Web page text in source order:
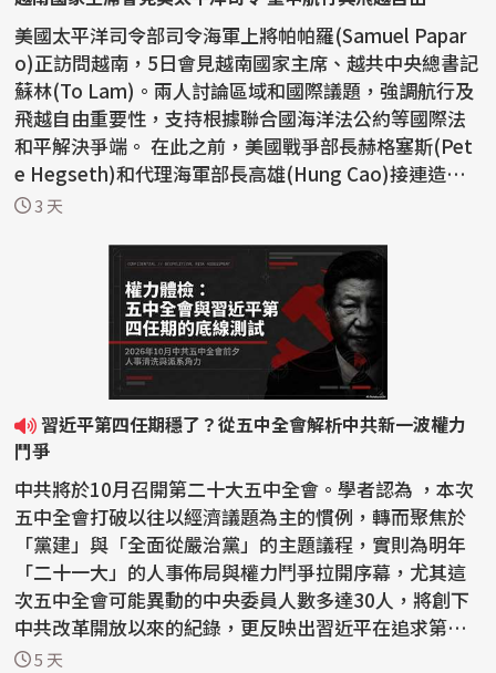
美國太平洋司令部司令海軍上將帕帕羅(Samuel Papar
o)正訪問越南，5日會見越南國家主席、越共中央總書記
蘇林(To Lam)。兩人討論區域和國際議題，強調航行及
飛越自由重要性，支持根據聯合國海洋法公約等國際法
和平解決爭端。 在此之前，美國戰爭部長赫格塞斯(Pet
e Hegseth)和代理海軍部長高雄(Hung Cao)接連造訪
越南...
3 天
習近平第四任期穩了？從五中全會解析中共新一波權力
鬥爭
中共將於10月召開第二十大五中全會。學者認為 ，本次
五中全會打破以往以經濟議題為主的慣例，轉而聚焦於
「黨建」與「全面從嚴治黨」的主題議程，實則為明年
「二十一大」的人事佈局與權力鬥爭拉開序幕，尤其這
次五中全會可能異動的中央委員人數多達30人，將創下
中共改革開放以來的紀錄，更反映出習近平在追求第四
任期的...
5 天